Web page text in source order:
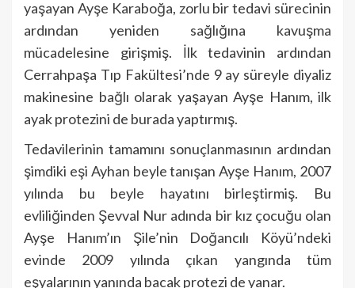
yaşayan Ayşe Karaboğa, zorlu bir tedavi sürecinin
ardından yeniden sağlığına kavuşma
mücadelesine girişmiş. İlk tedavinin ardından
Cerrahpaşa Tıp Fakültesi’nde 9 ay süreyle diyaliz
makinesine bağlı olarak yaşayan Ayşe Hanım, ilk
ayak protezini de burada yaptırmış.
Tedavilerinin tamamını sonuçlanmasının ardından
şimdiki eşi Ayhan beyle tanışan Ayşe Hanım, 2007
yılında bu beyle hayatını birleştirmiş. Bu
evliliğinden Şevval Nur adında bir kız çocuğu olan
Ayşe Hanım’ın Şile’nin Doğancılı Köyü’ndeki
evinde 2009 yılında çıkan yangında tüm
eşyalarının yanında bacak protezi de yanar.